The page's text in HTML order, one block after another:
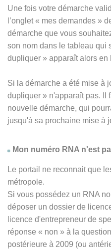
Une fois votre démarche
l’onglet « mes demandes »
démarche que vous
son nom dans le tableau qui
dupliquer » apparaît alors en
Si la démarche a été mise à
dupliquer » n'apparaît pas. Il
nouvelle démarche, qui
jusqu'à sa prochaine mise à
Mon numéro RNA n'est
Le portail ne reconnait que
métropole.
Si vous possédez un RNA
déposer un dossier de
licence d'entrepreneur de
réponse « non » à la
postérieure à 2009 (ou